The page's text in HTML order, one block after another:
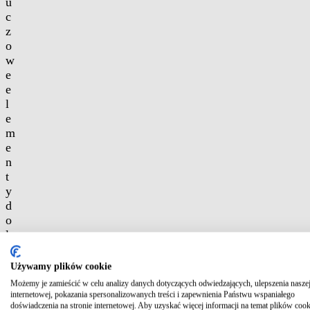
c
z
o
w
e
e
l
e
m
e
n
t
y
d
o
ł
ą
c
z
e
n
Używamy plików cookie
Możemy je zamieścić w celu analizy danych dotyczących odwiedzających, ulepszenia
internetowej, pokazania spersonalizowanych treści i zapewnienia Państwu wspaniałego
doświadczenia na stronie internetowej. Aby uzyskać więcej informacji na temat plików